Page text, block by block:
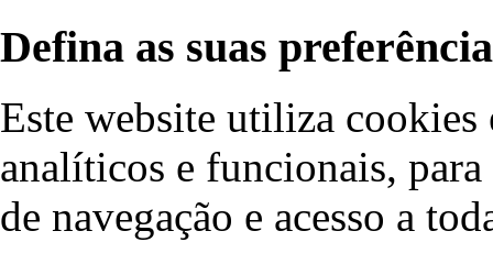
Defina as suas
Este website utiliza cookies
analíticos e funcionais,
de navegação e acesso a